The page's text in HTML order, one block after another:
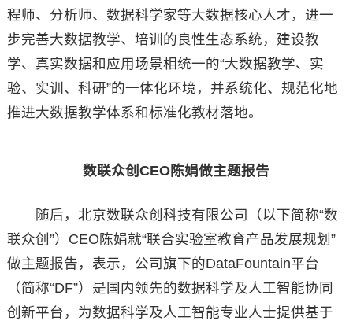
程师、分析师、数据科学家等大数据核心人才，进一
步完善大数据教学、培训的良性生态系统，建设教
学、真实数据和应用场景相统一的“大数据教学、实
验、实训、科研”的一体化环境，并系统化、规范化地
推进大数据教学体系和标准化教材落地。
数联众创CEO陈娟做主题报告
随后，北京数联众创科技有限公司（以下简称“数
联众创”）CEO陈娟就“联合实验室教育产品发展规划”
做主题报告，表示，公司旗下的DataFountain平台
（简称“DF”）是国内领先的数据科学及人工智能协同
创新平台，为数据科学及人工智能专业人士提供基于